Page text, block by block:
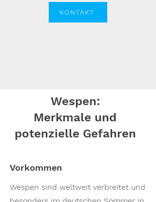
KONTAKT
Wespen:
Merkmale und
potenzielle Gefahren
Vorkommen
Wespen sind weltweit verbreitet und